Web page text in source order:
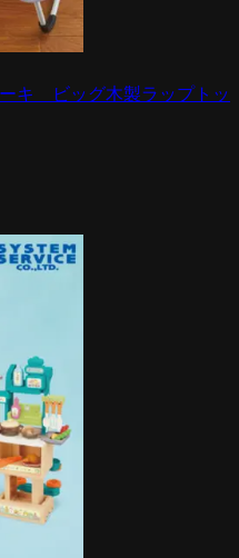
キ ビッグ木製ラップトッ